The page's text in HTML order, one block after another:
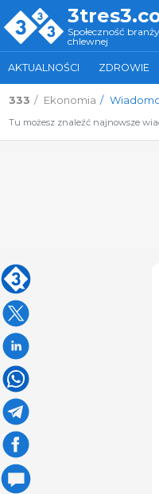
Społeczność
chlewnej
AKTUALNOŚCI ZDROWIE
333 Ekonomia
Tu możesz znaleźć najnowsze